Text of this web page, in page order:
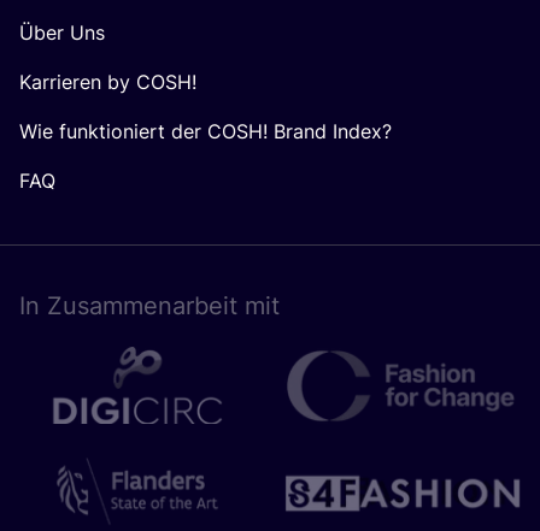
Über Uns
Karrieren by COSH!
Wie funktioniert der COSH! Brand Index?
FAQ
In Zusam­men­ar­beit mit